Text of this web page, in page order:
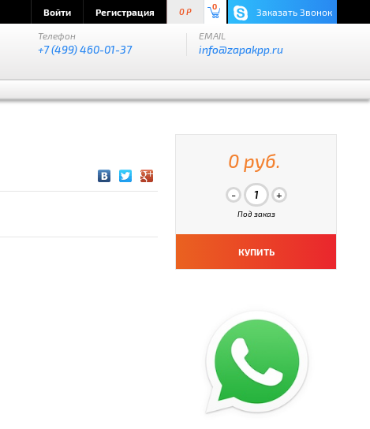
Войти Регистрация 0 P
0 Заказать Звонок
Телефон
+7 (499) 460-01-37
EMAIL
info@zapakpp.ru
0 руб.
Под заказ
КУПИТЬ